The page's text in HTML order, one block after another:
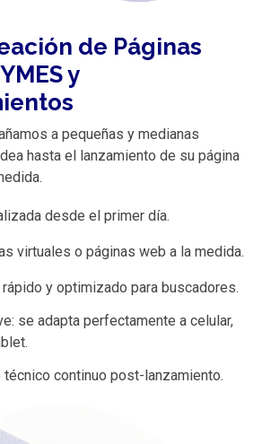
de Páginas
y
a pequeñas y medianas
hasta el lanzamiento de su página
desde el primer día.
virtuales o páginas web a la medida.
y optimizado para buscadores.
se adapta perfectamente a celular,
técnico continuo post-lanzamiento.